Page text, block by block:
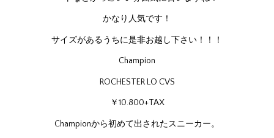
かなり人気です！
サイズがあるうちに是非お越し下さい！！！
Champion
ROCHESTER LO CVS
￥10.800+TAX
Championから初めて出されたスニーカー。